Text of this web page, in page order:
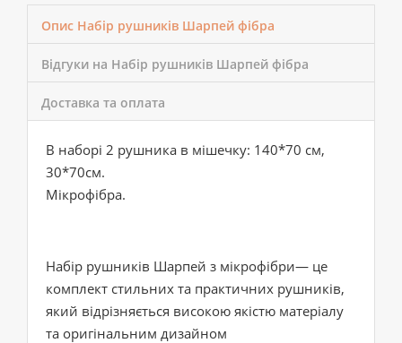
Опис Набір рушників Шарпей фібра
Відгуки на Набір рушників Шарпей фібра
Доставка та оплата
В наборі 2 рушника в мішечку: 140*70 см,
30*70см.
Мікрофібра.
Набір рушників Шарпей з мікрофібри— це
комплект стильних та практичних рушників,
який відрізняється високою якістю матеріалу
та оригінальним дизайном